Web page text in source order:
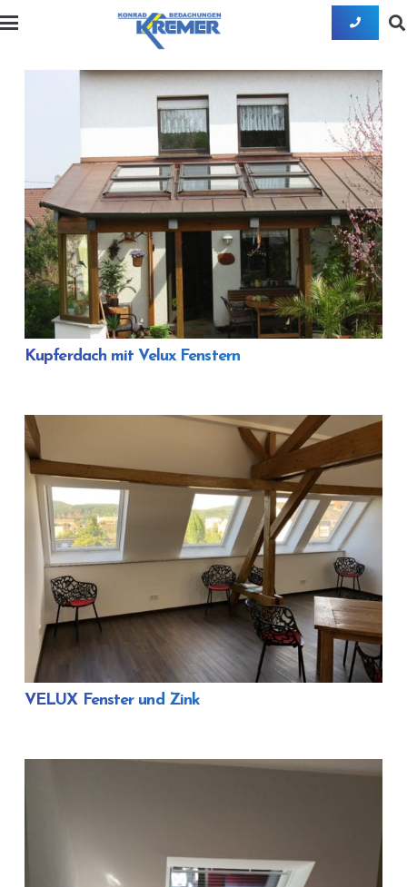
Kupferdach mit Velux Fenstern
VELUX Fenster und Zink